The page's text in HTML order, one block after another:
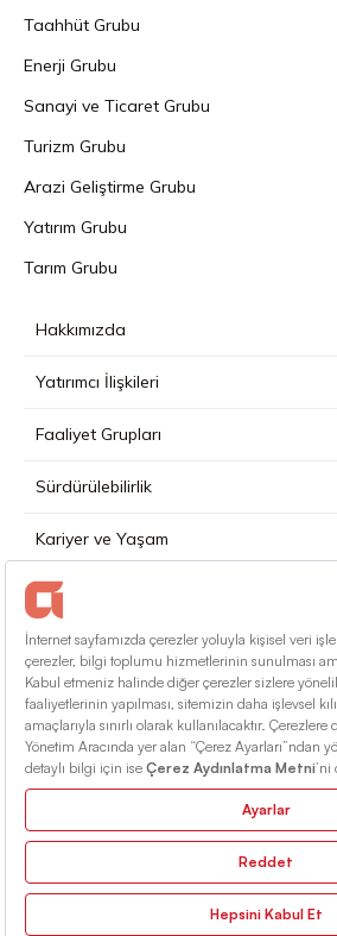
Taahhüt Grubu
Enerji Grubu
Sanayi ve Ticaret Grubu
Turizm Grubu
Arazi Geliştirme Grubu
Yatırım Grubu
Tarım Grubu
Hakkımızda
Yatırımcı İlişkileri
Faaliyet Grupları
Sürdürülebilirlik
Kariyer ve Yaşam
Basın
İletişim
Türkçe
Kullanım Koşulları
Bilgi Toplumu Hizmetleri
© 2026 Alarko Holding. Tüm Hakları Saklıdır